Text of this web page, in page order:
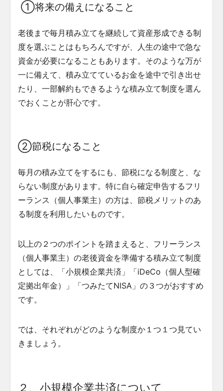
①将来の備えになること
老後まで毎月積み立てを継続して資産形成できる制
度を選ぶことはもちろんですが、人生の途中で急な
資金が必要になることもあります。そのような万が
一に備えて、積み立てているお金を途中で引き出せ
たり、一部解約もできるような積み立て制度を選ん
でおくことが肝心です。
②節税になること
毎月の積み立てをするにも、節税になる制度と、な
らない制度があります。特に自ら確定申告するフリ
ーランス（個人事業主）の方は、節税メリットのあ
る制度を利用したいものです。
以上の２つのポイントを踏まえると、フリーランス
（個人事業主）の老後資金を準備する積み立て制度
としては、「小規模企業共済」「iDeCo（個人型確
定拠出年金）」「つみたてNISA」の３つがおすすめ
です。
では、それぞれがどのような制度か１つ１つ見てい
きましょう。
２、小規模企業共済について